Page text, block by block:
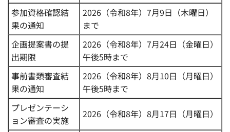
参加資格確認結
果の通知
2026（令和8年）7月9日（木曜日）
まで
企画提案書の提
出期限
2026（令和8年）7月24日（金曜日）
午後5時まで
事前書類審査結
果の通知
2026（令和8年）8月10日（月曜日）
午後5時まで
プレゼンテーシ
ョン審査の実施
2026（令和8年）8月17日（月曜日）